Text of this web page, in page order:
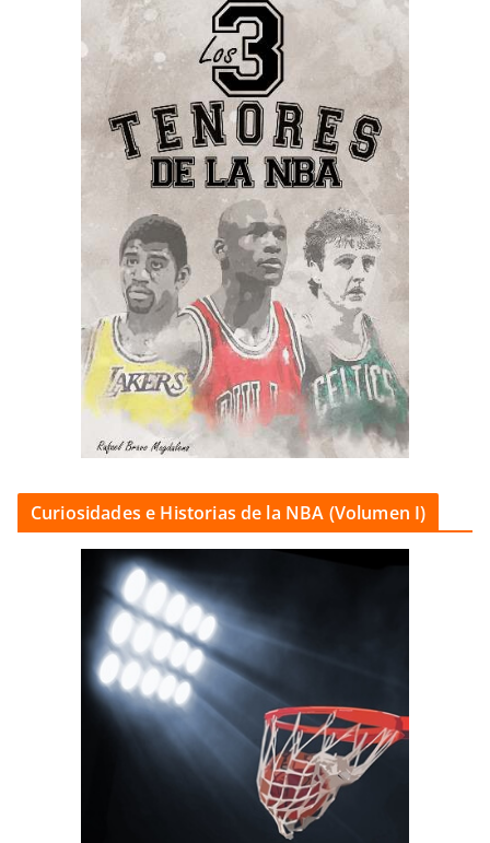
Curiosidades e Historias de la NBA (Volumen I)